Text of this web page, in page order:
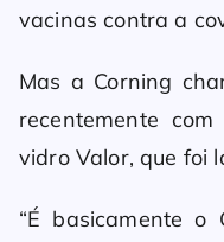
vacinas contra a
Mas a Corning
recentemente
vidro Valor, que foi
“É basicamente o